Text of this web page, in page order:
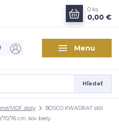
Menu
Hľadať
0 ks
0,00 €
MDF stoly
BOSCO KWADRAT stôl
70/76 cm, kov biely